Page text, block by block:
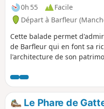
0h 55
Facile
Départ à Barfleur
Cette balade permet
de Barfleur qui en font sa
l'architecture de son
Le Phare de